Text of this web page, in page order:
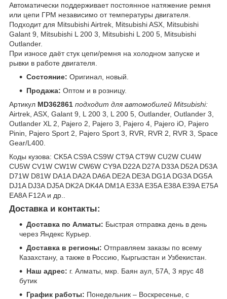
Автоматически поддерживает постоянное натяжение ремня
или цепи ГРМ независимо от температуры двигателя.
Подходит для Mitsubishi Airtrek, Mitsubishi ASX, Mitsubishi
Galant 9, Mitsubishi L 200 3, Mitsubishi L 200 5, Mitsubishi
Outlander.
При износе даёт стук цепи/ремня на холодном запуске и
рывки в работе двигателя.
Состояние: Оригинал, новый.
Продажа: Оптом и в розницу.
Артикул MD362861 подходит для автомобилей Mitsubishi:
Airtrek, ASX, Galant 9, L 200 3, L 200 5, Outlander, Outlander 3,
Outlander XL 2, Pajero 2, Pajero 3, Pajero 4, Pajero iO, Pajero
Pinin, Pajero Sport 2, Pajero Sport 3, RVR, RVR 2, RVR 3, Space
Gear/L400.
Коды кузова: CK5A CS9A CS9W CT9A CT9W CU2W CU4W
CU5W CV1W CW1W CW6W CY9A D22A D27A D33A D52A D53A
D71W D81W DA1A DA2A DA6A DE2A DE3A DG1A DG3A DG5A
DJ1A DJ3A DJ5A DK2A DK4A DM1A E33A E35A E38A E39A E75A
EA8A F12A и др..
Доставка и контакты:
Доставка по Алматы: Быстрая отправка день в день
через Яндекс Курьер.
Доставка в регионы: Отправляем заказы по всему
Казахстану, а также в Россию, Кыргызстан и Узбекистан.
Наш адрес: г. Алматы, мкр. Баян аул, 57А, 3 ярус 48
бутик
График работы: Понедельник – Воскресенье, с